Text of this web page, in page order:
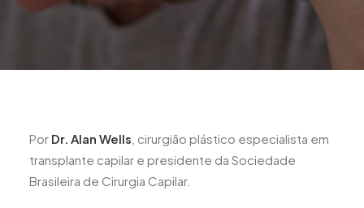
Por Dr. Alan Wells , cirurgião plástico especialista em
transplante capilar e presidente da Sociedade
Brasileira de Cirurgia Capilar.